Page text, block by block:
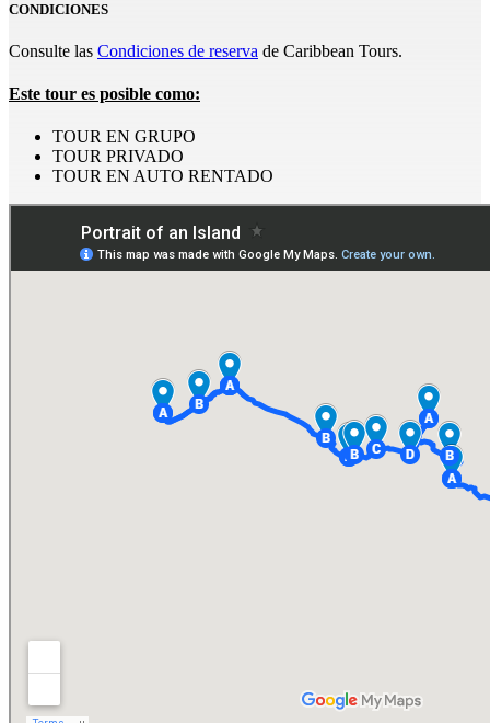
CONDICIONES
Consulte las Condiciones de reserva de Caribbean Tours.
Este tour es posible como:
TOUR EN GRUPO
TOUR PRIVADO
TOUR EN AUTO RENTADO